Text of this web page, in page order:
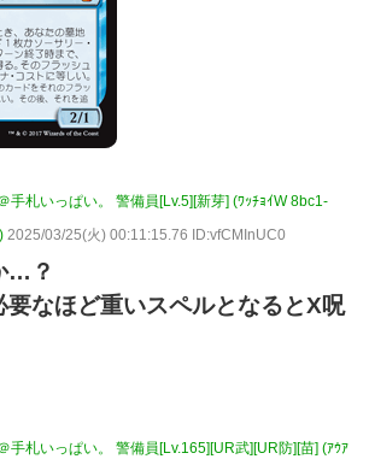
手札いっぱい。 警備員[Lv.5][新芽] (ﾜｯﾁｮｲW 8bc1-
2025/03/25(火) 00:11:15.76 ID:vfCMInUC0
…？
要なほど重いスペルとなるとX呪
手札いっぱい。 警備員[Lv.165][UR武][UR防][苗] (ｱｳｱ